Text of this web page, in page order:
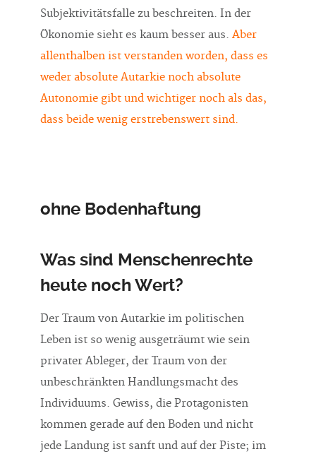
Subjektivitätsfalle zu beschreiten. In der
Ökonomie sieht es kaum besser aus.Aber
allenthalben ist verstanden worden, dass es
weder absolute Autarkie noch absolute
Autonomie gibt und wichtiger noch als das,
dass beide wenig erstrebenswert sind.
ohne Bodenhaftung
Was sind Menschenrechte
heute noch Wert?
Der Traum von Autarkie im politischen
Leben ist so wenig ausgeträumt wie sein
privater Ableger, der Traum von der
unbeschränkten Handlungsmacht des
Individuums. Gewiss, die Protagonisten
kommen gerade auf den Boden und nicht
jede Landung ist sanft und auf der Piste; im